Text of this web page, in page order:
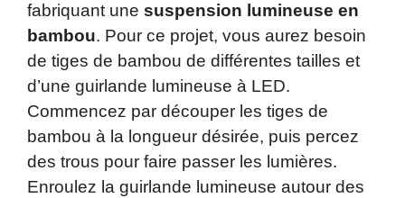
fabriquant une suspension lumineuse en
bambou. Pour ce projet, vous aurez besoin
de tiges de bambou de différentes tailles et
d’une guirlande lumineuse à LED.
Commencez par découper les tiges de
bambou à la longueur désirée, puis percez
des trous pour faire passer les lumières.
Enroulez la guirlande lumineuse autour des